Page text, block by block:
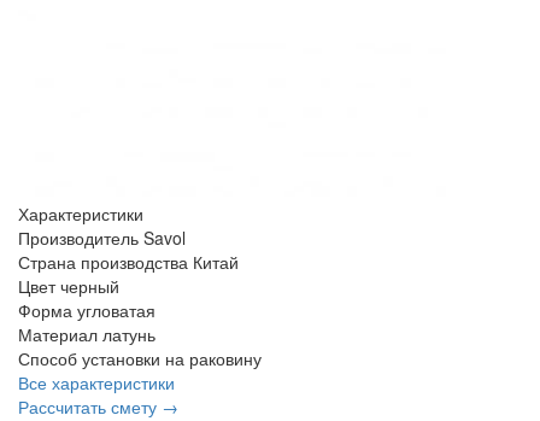
Характеристики
Производитель Savol
Страна производства Китай
Цвет черный
Форма угловатая
Материал латунь
Способ установки на раковину
Все характеристики
Рассчитать смету →